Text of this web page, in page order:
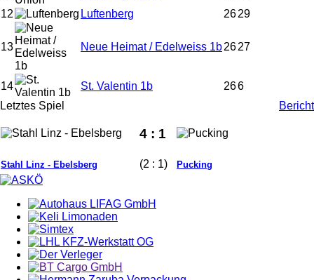
12
Luftenberg 2629
13 Neue Heimat / Edelweiss 1b2627
14 St. Valentin 1b 266
Letztes Spiel
Bericht
4 : 1
Stahl Linz - Ebelsberg (2 : 1) Pucking